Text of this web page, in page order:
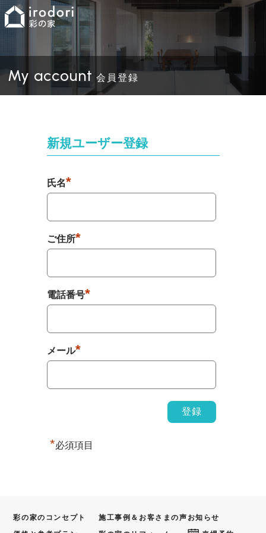
My account 会員登録
新規ユーザー登録
氏名*
ご住所*
電話番号*
メール*
*必須項目
彩の家のコンセプト
施工事例＆お客さまの声 お知らせ